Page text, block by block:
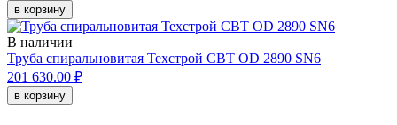
в корзину
В наличии
Труба спиральновитая Техстрой СВТ OD 2890 SN6
201 630.00 ₽
в корзину